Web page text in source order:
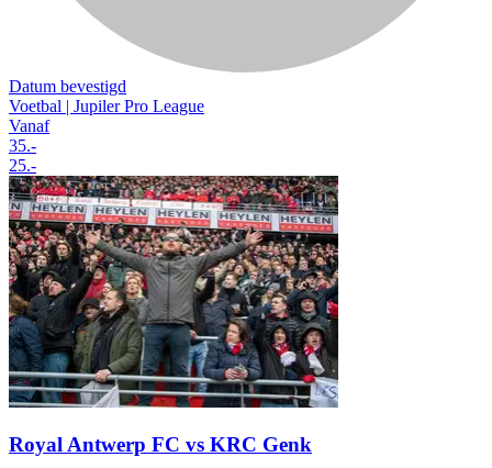
Datum bevestigd
Voetbal | Jupiler Pro League
Vanaf
35.-
25.-
Royal Antwerp FC vs KRC Genk